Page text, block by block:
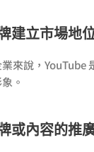
建立市場地
來說，YouTube
。
或內容的推